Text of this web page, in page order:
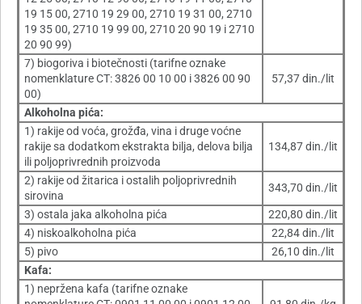
19 15 00, 2710 19 29 00, 2710 19 31 00, 2710
19 35 00, 2710 19 99 00, 2710 20 90 19 i 2710
20 90 99)
7) biogoriva i biotečnosti (tarifne oznake
nomenklature CT: 3826 00 10 00 i 3826 00 90
00)
57,37 din./lit
Alkoholna pića:
1) rakije od voća, grožđa, vina i druge voćne
rakije sa dodatkom ekstrakta bilja, delova bilja
ili poljoprivrednih proizvoda
134,87 din./lit
2) rakije od žitarica i ostalih poljoprivrednih
sirovina
343,70 din./lit
3) ostala jaka alkoholna pića
220,80 din./lit
4) niskoalkoholna pića
22,84 din./lit
5) pivo
26,10 din./lit
Kafa:
1) nepržena kafa (tarifne oznake